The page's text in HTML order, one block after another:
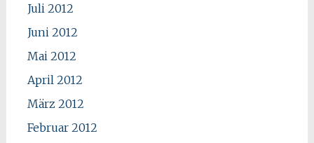
Juli 2012
Juni 2012
Mai 2012
April 2012
März 2012
Februar 2012